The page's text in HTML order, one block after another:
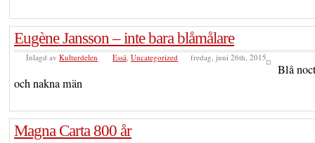
Eugène Jansson – inte bara blåmålare
Inlagd av Kulturdelen Essä, Uncategorized fredag, juni 26th, 2015
Blå
och nakna män
Magna Carta 800 år